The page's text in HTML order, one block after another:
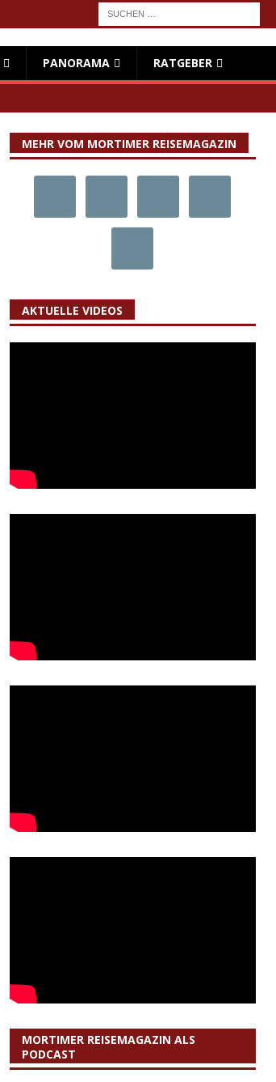
PANORAMA RATGEBER
MEHR VOM MORTIMER REISEMAGAZIN
AKTUELLE VIDEOS
MORTIMER REISEMAGAZIN ALS
PODCAST